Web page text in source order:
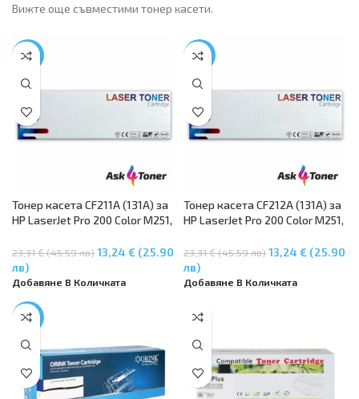
Вижте още съвместими тонер касети.
-43%
Тонер касета CF211A (131A) за
HP LaserJet Pro 200 Color M251,
23,31 € (45.59 лв)13,24 € (25.90
лв)
Добавяне В Количката
-43%
Тонер касета CF212A (131A) за
HP LaserJet Pro 200 Color M251,
23,31 € (45.59 лв)13,24 € (25.90
лв)
Добавяне В Количката
-17%